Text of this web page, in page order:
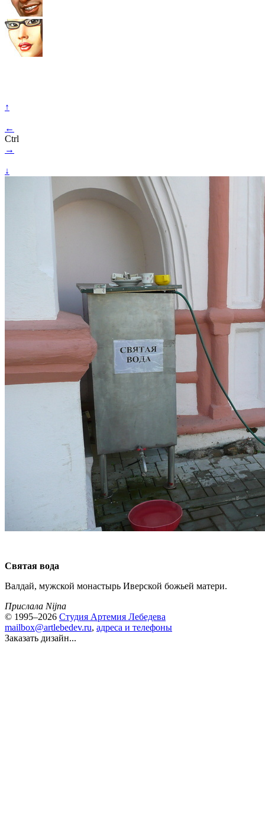
↑
←
Ctrl
→
↓
Святая вода
Валдай, мужской монастырь Иверской божьей матери.
Прислала Nijna
© 1995–2026 Студия Артемия Лебедева
mailbox@artlebedev.ru, адреса и телефоны
Заказать дизайн...